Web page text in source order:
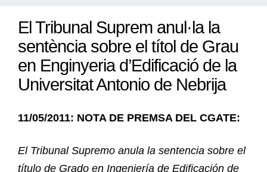
El Tribunal Suprem anul·la la
sentència sobre el títol de Grau
en Enginyeria d’Edificació de la
Universitat Antonio de Nebrija
11/05/2011: NOTA DE PREMSA DEL CGATE:
El Tribunal Supremo anula la sentencia sobre el
título de Grado en Ingeniería de Edificación de